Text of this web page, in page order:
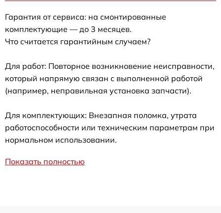
Гарантия от сервиса: на смонтированные
комплектующие — до 3 месяцев.
Что считается гарантийным случаем?
Для работ: Повторное возникновение неисправности,
который напрямую связан с выполненной работой
(например, неправильная установка запчасти).
Для комплектующих: Внезапная поломка, утрата
работоспособности или техническим параметрам при
нормальном использовании.
Показать полностью